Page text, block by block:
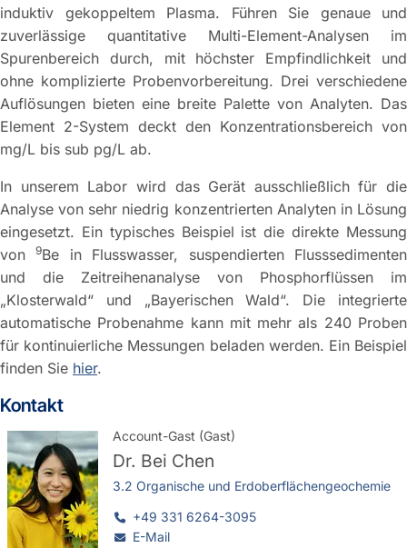
induktiv gekoppeltem Plasma. Führen Sie genaue und
zuverlässige quantitative Multi-Element-Analysen im
Spurenbereich durch, mit höchster Empfindlichkeit und
ohne komplizierte Probenvorbereitung. Drei verschiedene
Auflösungen bieten eine breite Palette von Analyten. Das
Element 2-System deckt den Konzentrationsbereich von
mg/L bis sub pg/L ab.
In unserem Labor wird das Gerät ausschließlich für die
Analyse von sehr niedrig konzentrierten Analyten in Lösung
eingesetzt. Ein typisches Beispiel ist die direkte Messung
von9Be in Flusswasser, suspendierten Flusssedimenten
und die Zeitreihenanalyse von Phosphorflüssen im
„Klosterwald“ und „Bayerischen Wald“. Die integrierte
automatische Probenahme kann mit mehr als 240 Proben
für kontinuierliche Messungen beladen werden. Ein Beispiel
finden Sie hier.
Kontakt
Account-Gast (Gast)
Dr. Bei Chen
3.2 Organische und Erdoberflächengeochemie
+49 331 6264-3095
E-Mail